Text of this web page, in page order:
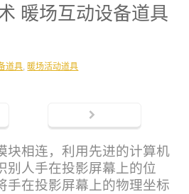
暖场互动设备道具
道具, 暖场活动道具
块相连，利用先进的计算机
别人手在投影屏幕上的位
手在投影屏幕上的物理坐标